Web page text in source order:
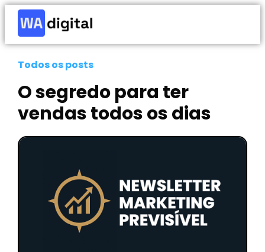
Todos os posts
O segredo para ter
vendas todos os dias